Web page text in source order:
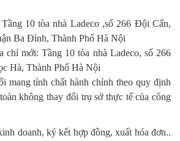
10 tòa nhà Ladeco ,số 266 Đội Cấn,
Ba Đình, Thành Phố Hà Nội
chỉ mới: Tầng 10 tòa nhà Ladeco, số 266
Hà, Thành Phố Hà Nội
mang tính chất hành chính theo quy định
không thay đổi trụ sở thực tế của công
ký kết hợp đồng, xuất hóa đơn..